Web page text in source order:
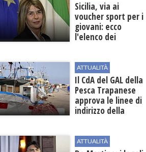
Sicilia, via ai
voucher sport per i
giovani: ecco
l'elenco dei
ATTUALITÀ
Il CdA del GAL della
Pesca Trapanese
approva le linee di
indirizzo della
sviluppo
ATTUALITÀ